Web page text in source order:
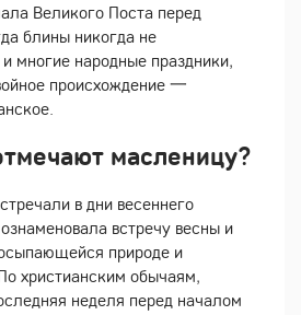
Великого Поста перед
блины никогда не
многие народные праздники,
происхождение 一
масленицу?
в дни весеннего
встречу весны и
природе и
христианским обычаям,
неделя перед началом